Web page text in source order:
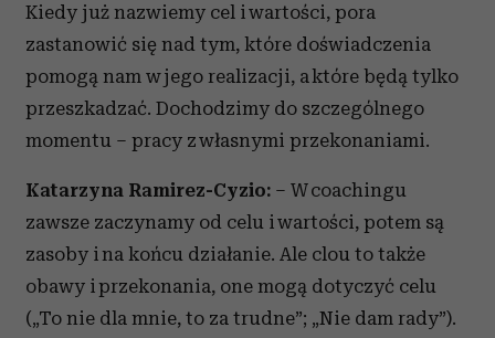
Kiedy już nazwiemy cel i wartości, pora
zastanowić się nad tym, które doświadczenia
pomogą nam w jego realizacji, a które będą tylko
przeszkadzać. Dochodzimy do szczególnego
momentu – pracy z własnymi przekonaniami.
Katarzyna Ramirez-Cyzio: – W coachingu
zawsze zaczynamy od celu i wartości, potem są
zasoby i na końcu działanie. Ale clou to także
obawy i przekonania, one mogą dotyczyć celu
(„To nie dla mnie, to za trudne”; „Nie dam rady”).